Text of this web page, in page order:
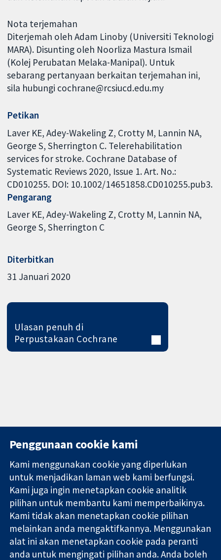
Nota terjemahan
Diterjemah oleh Adam Linoby (Universiti Teknologi
MARA). Disunting oleh Noorliza Mastura Ismail
(Kolej Perubatan Melaka-Manipal). Untuk
sebarang pertanyaan berkaitan terjemahan ini,
sila hubungi cochrane@rcsiucd.edu.my
Petikan
Laver KE, Adey-Wakeling Z, Crotty M, Lannin NA,
George S, Sherrington C. Telerehabilitation
services for stroke. Cochrane Database of
Systematic Reviews 2020, Issue 1. Art. No.:
CD010255. DOI: 10.1002/14651858.CD010255.pub3.
Pengarang
Laver KE Adey-Wakeling Z Crotty M Lannin NA
George S Sherrington C
Diterbitkan
31 Januari 2020
Ulasan penuh di
Perpustakaan Cochrane
Bukti yang
dipercayai.
keputusan
termaklum
Kesihatan yang
lebih baik
11-13 Cavendish
Square
London
W1G 0AN
United Kingdom
Hubungi kita
Berita
Pejabat
akhbar
Perihal Kami
Pekerjaan
Cochrane
Library
Penggunaan cookie kami
Kami menggunakan cookie yang diperlukan
untuk menjadikan laman web kami berfungsi.
Kami juga ingin menetapkan cookie analitik
pilihan untuk membantu kami memperbaikinya.
Kami tidak akan menetapkan cookie pilihan
melainkan anda mengaktifkannya. Menggunakan
alat ini akan menetapkan cookie pada peranti
anda untuk mengingati pilihan anda. Anda boleh